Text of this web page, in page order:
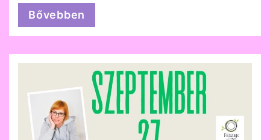
Bővebben